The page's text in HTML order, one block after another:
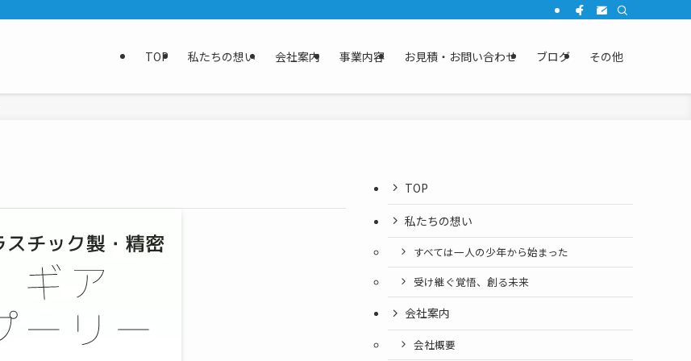
TOP 私たちの想い 会社案内 事業内容 お見積・お問い合わせ ブログ その他
TOP
私たちの想い
すべては一人の少年から始まった
受け継ぐ覚悟、創る未来
会社案内
会社概要